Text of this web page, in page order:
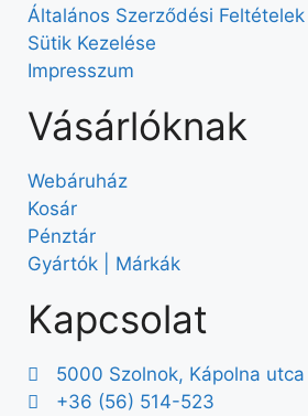
Általános Szerződési Feltételek
Sütik Kezelése
Impresszum
Vásárlóknak
Webáruház
Kosár
Pénztár
Gyártók | Márkák
Kapcsolat
5000 Szolnok, Kápolna utca
+36 (56) 514-523